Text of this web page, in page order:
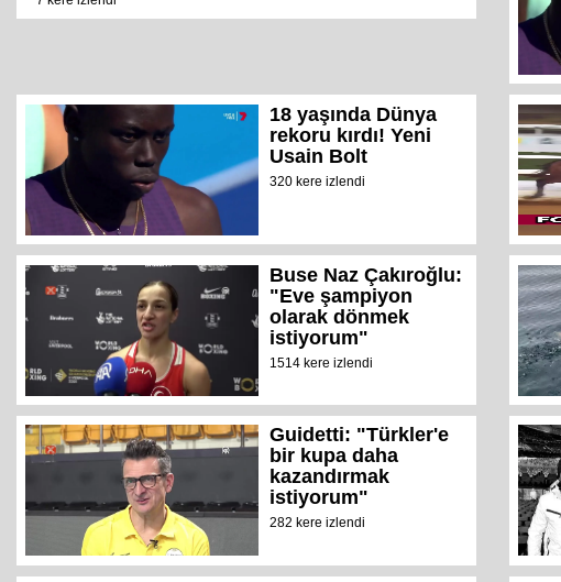
18 yaşında Dünya
rekoru kırdı! Yeni
Usain Bolt
320 kere izlendi
Buse Naz Çakıroğlu:
"Eve şampiyon
olarak dönmek
istiyorum"
1514 kere izlendi
Guidetti: "Türkler'e
bir kupa daha
kazandırmak
istiyorum"
282 kere izlendi